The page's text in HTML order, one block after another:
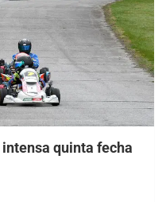
quinta fecha